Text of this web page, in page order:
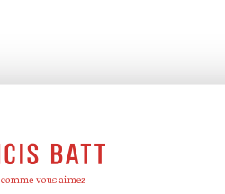
Florence 63 ans
Couteau complet avec lame, joint
pour le robot cuiseur Cook Expert